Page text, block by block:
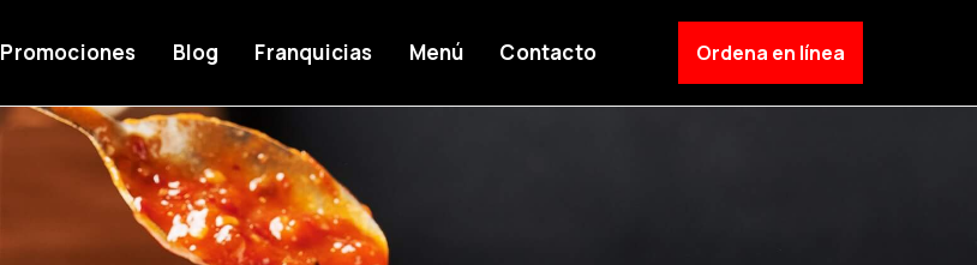
Promociones Blog Franquicias Menú Contacto Ordena en línea